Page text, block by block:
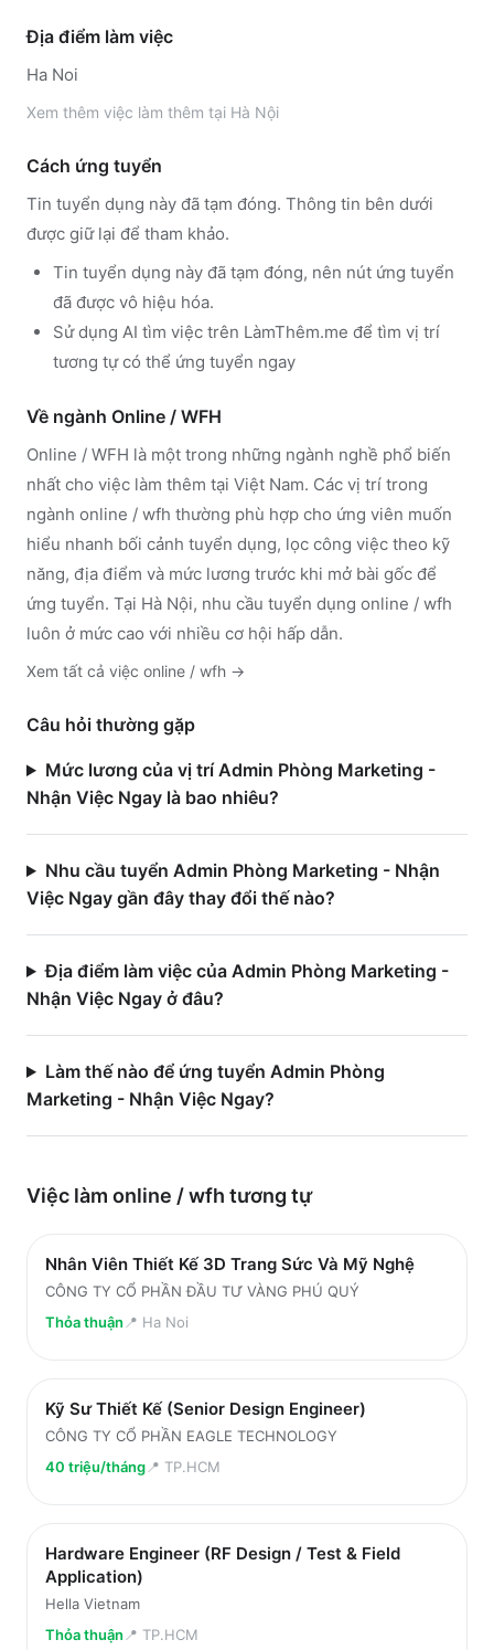
Địa điểm làm việc
Ha Noi
Xem thêm việc làm thêm tại Hà Nội
Cách ứng tuyển
Tin tuyển dụng này đã tạm đóng. Thông tin bên dưới
được giữ lại để tham khảo.
Tin tuyển dụng này đã tạm đóng, nên nút ứng tuyển
đã được vô hiệu hóa.
Sử dụng AI tìm việc trên LàmThêm.me để tìm vị trí
tương tự có thể ứng tuyển ngay
Về ngành Online / WFH
Online / WFH là một trong những ngành nghề phổ biến
nhất cho việc làm thêm tại Việt Nam. Các vị trí trong
ngành online / wfh thường phù hợp cho ứng viên muốn
hiểu nhanh bối cảnh tuyển dụng, lọc công việc theo kỹ
năng, địa điểm và mức lương trước khi mở bài gốc để
ứng tuyển. Tại Hà Nội, nhu cầu tuyển dụng online / wfh
luôn ở mức cao với nhiều cơ hội hấp dẫn.
Xem tất cả việc online / wfh →
Câu hỏi thường gặp
Mức lương của vị trí Admin Phòng Marketing -
Nhận Việc Ngay là bao nhiêu?
Nhu cầu tuyển Admin Phòng Marketing - Nhận
Việc Ngay gần đây thay đổi thế nào?
Địa điểm làm việc của Admin Phòng Marketing -
Nhận Việc Ngay ở đâu?
Làm thế nào để ứng tuyển Admin Phòng
Marketing - Nhận Việc Ngay?
Việc làm online / wfh tương tự
Nhân Viên Thiết Kế 3D Trang Sức Và Mỹ Nghệ
CÔNG TY CỔ PHẦN ĐẦU TƯ VÀNG PHÚ QUÝ
Thỏa thuận 📍 Ha Noi
Kỹ Sư Thiết Kế (Senior Design Engineer)
CÔNG TY CỔ PHẦN EAGLE TECHNOLOGY
40 triệu/tháng📍 TP.HCM
Hardware Engineer (RF Design / Test & Field
Application)
Hella Vietnam
Thỏa thuận 📍 TP.HCM